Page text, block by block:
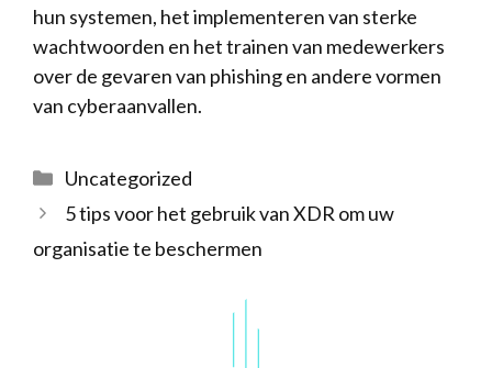
hun ​systemen,‍ het implementeren van⁤ sterke
wachtwoorden en het trainen van medewerkers
over de gevaren ⁤van phishing en andere vormen
van cyberaanvallen.
Categorieën
Uncategorized
5 tips voor het gebruik van XDR om uw
organisatie te beschermen